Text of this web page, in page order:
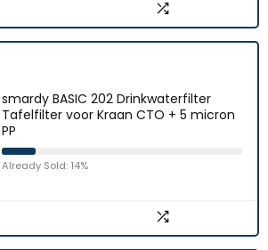
smardy BASIC 202 Drinkwaterfilter
Tafelfilter voor Kraan CTO + 5 micron
PP
Already Sold: 14%